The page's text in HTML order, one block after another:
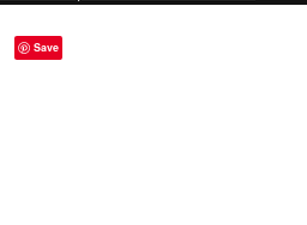
Save